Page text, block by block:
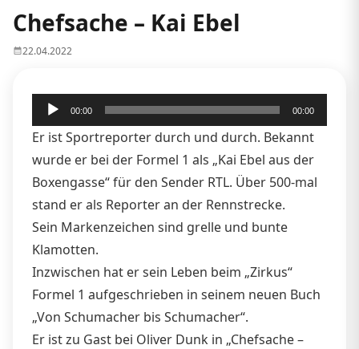
Chefsache – Kai Ebel
22.04.2022
Audio-
Player
00:00 00:00
Er ist Sportreporter durch und durch. Bekannt
wurde er bei der Formel 1 als „Kai Ebel aus der
Boxengasse“ für den Sender RTL. Über 500-mal
stand er als Reporter an der Rennstrecke.
Sein Markenzeichen sind grelle und bunte
Klamotten.
Inzwischen hat er sein Leben beim „Zirkus“
Formel 1 aufgeschrieben in seinem neuen Buch
„Von Schumacher bis Schumacher“.
Er ist zu Gast bei Oliver Dunk in „Chefsache –